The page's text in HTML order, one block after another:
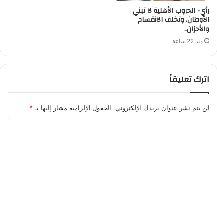
رأي- الحروب الأهلية لا تبني
الأوطان. وتخلف الانقسام
والأحزان..
منذ 22 ساعة
اترك تعليقاً
لن يتم نشر عنوان بريدك الإلكتروني. الحقول الإلزامية مشار إليها بـ *